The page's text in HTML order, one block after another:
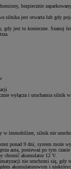
bezpiecznie
silnika jest otwarta lub gdy
gdy jest to konieczne. Szanuj
wyłącza i uruchamia silnik
w immobilizer, silnik nie
ponad 9 dni, system może
auta, ponieważ po tym
chronić akumulator 12 V.
nie uruchomi się, gdy
akumulatorowym i